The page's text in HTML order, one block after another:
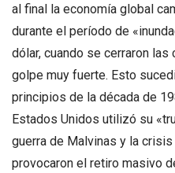
al final la economía global
durante el período de
dólar, cuando se cerraron
golpe muy fuerte. Esto
principios de la década de
Estados Unidos utilizó su
guerra de Malvinas y la
provocaron el retiro masivo